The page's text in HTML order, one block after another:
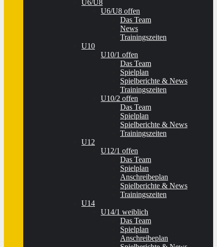
U6/U8
U6/U8 offen
Das Team
News
Trainingszeiten
U10
U10/1 offen
Das Team
Spielplan
Spielberichte & News
Trainingszeiten
U10/2 offen
Das Team
Spielplan
Spielberichte & News
Trainingszeiten
U12
U12/1 offen
Das Team
Spielplan
Anschreibeplan
Spielberichte & News
Trainingszeiten
U14
U14/1 weiblich
Das Team
Spielplan
Anschreibeplan